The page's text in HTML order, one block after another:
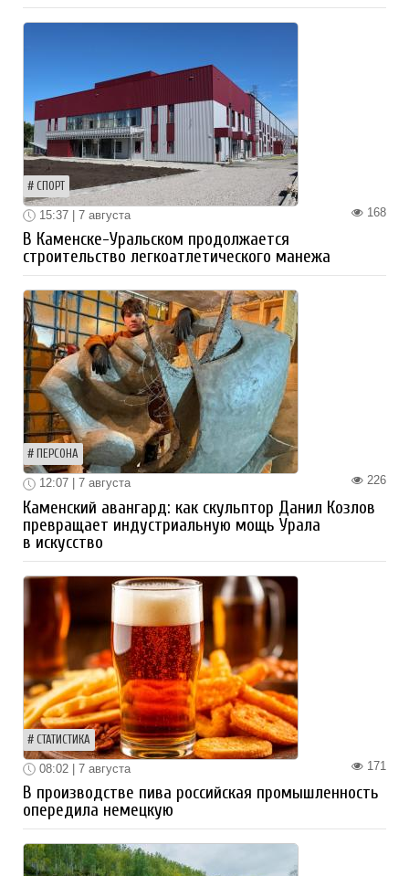
СПОРТ
168
15:37 | 7 августа
В Каменске-Уральском продолжается
строительство легкоатлетического манежа
ПЕРСОНА
226
12:07 | 7 августа
Каменский авангард: как скульптор Данил Козлов
превращает индустриальную мощь Урала
в искусство
СТАТИСТИКА
171
08:02 | 7 августа
В производстве пива российская промышленность
опередила немецкую